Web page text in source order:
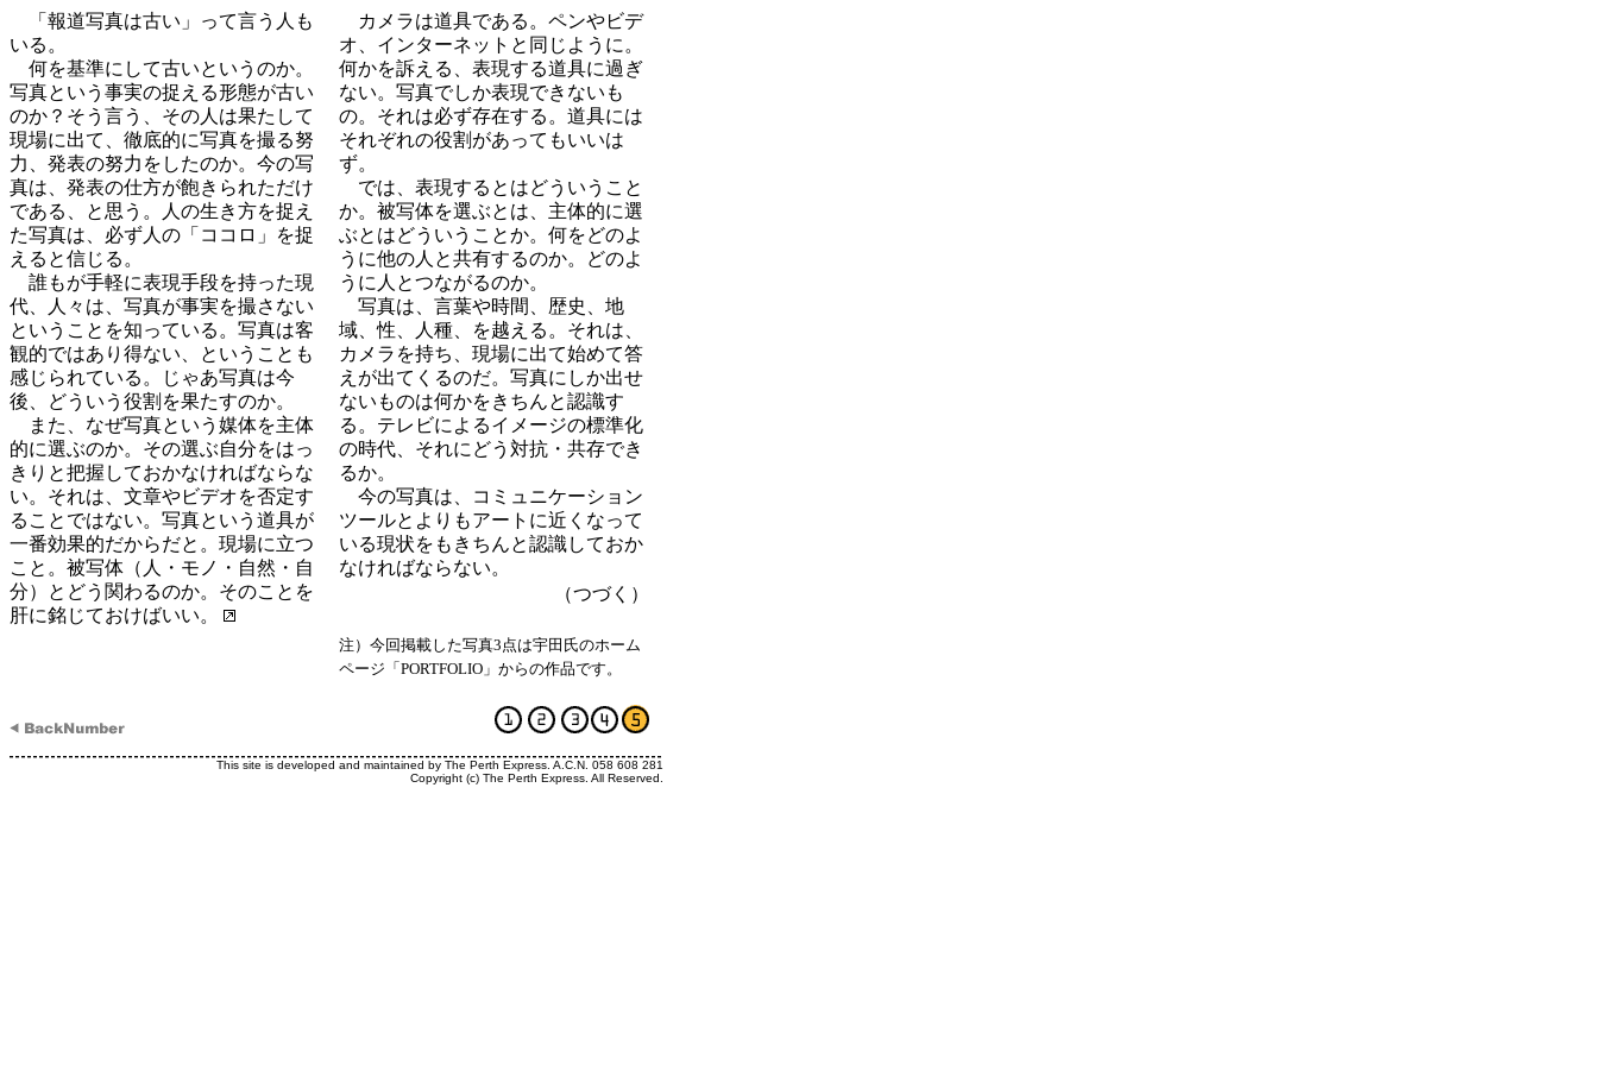
「報道写真は古い」って言う人も
いる。
何を基準にして古いというのか。
写真という事実の捉える形態が古い
のか？そう言う、その人は果たして
現場に出て、徹底的に写真を撮る努
力、発表の努力をしたのか。今の写
真は、発表の仕方が飽きられただけ
である、と思う。人の生き方を捉え
た写真は、必ず人の「ココロ」を捉
えると信じる。
誰もが手軽に表現手段を持った現
代、人々は、写真が事実を撮さない
ということを知っている。写真は客
観的ではあり得ない、ということも
感じられている。じゃあ写真は今
後、どういう役割を果たすのか。
また、なぜ写真という媒体を主体
的に選ぶのか。その選ぶ自分をはっ
きりと把握しておかなければならな
い。それは、文章やビデオを否定す
ることではない。写真という道具が
一番効果的だからだと。現場に立つ
こと。被写体（人・モノ・自然・自
分）とどう関わるのか。そのことを
肝に銘じておけばいい。
カメラは道具である。ペンやビデ
オ、インターネットと同じように。
何かを訴える、表現する道具に過ぎ
ない。写真でしか表現できないも
の。それは必ず存在する。道具には
それぞれの役割があってもいいは
ず。
では、表現するとはどういうこと
か。被写体を選ぶとは、主体的に選
ぶとはどういうことか。何をどのよ
うに他の人と共有するのか。どのよ
うに人とつながるのか。
写真は、言葉や時間、歴史、地
域、性、人種、を越える。それは、
カメラを持ち、現場に出て始めて答
えが出てくるのだ。写真にしか出せ
ないものは何かをきちんと認識す
る。テレビによるイメージの標準化
の時代、それにどう対抗・共存でき
るか。
今の写真は、コミュニケーション
ツールとよりもアートに近くなって
いる現状をもきちんと認識しておか
なければならない。
（つづく）
注）今回掲載した写真3点は宇田氏のホーム
ページ「PORTFOLIO」からの作品です。
This site is developed and maintained by The Perth Express. A.C.N. 058 608 281
Copyright (c) The Perth Express. All Reserved.